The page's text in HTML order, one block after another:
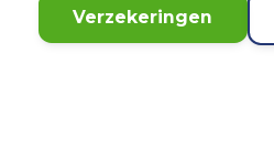
Verzekeringen